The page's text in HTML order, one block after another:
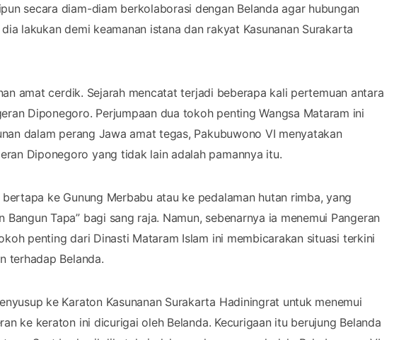
secara diam-diam berkolaborasi dengan Belanda agar hubungan
lakukan demi keamanan istana dan rakyat Kasunanan Surakarta
amat cerdik. Sejarah mencatat terjadi beberapa kali pertemuan antara
Diponegoro. Perjumpaan dua tokoh penting Wangsa Mataram ini
dalam perang Jawa amat tegas, Pakubuwono VI menyatakan
Diponegoro yang tidak lain adalah pamannya itu.
ke Gunung Merbabu atau ke pedalaman hutan rimba, yang
Bangun Tapa” bagi sang raja. Namun, sebenarnya ia menemui Pangeran
penting dari Dinasti Mataram Islam ini membicarakan situasi terkini
terhadap Belanda.
ke Karaton Kasunanan Surakarta Hadiningrat untuk menemui
ke keraton ini dicurigai oleh Belanda. Kecurigaan itu berujung Belanda